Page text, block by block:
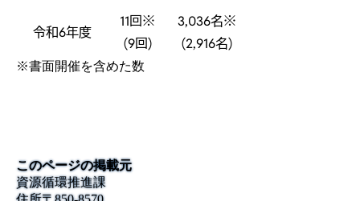
令和6年度
11回※
(9回)
3,036名※
(2,916名)
※書面開催を含めた数
このページの掲載元
資源循環推進課